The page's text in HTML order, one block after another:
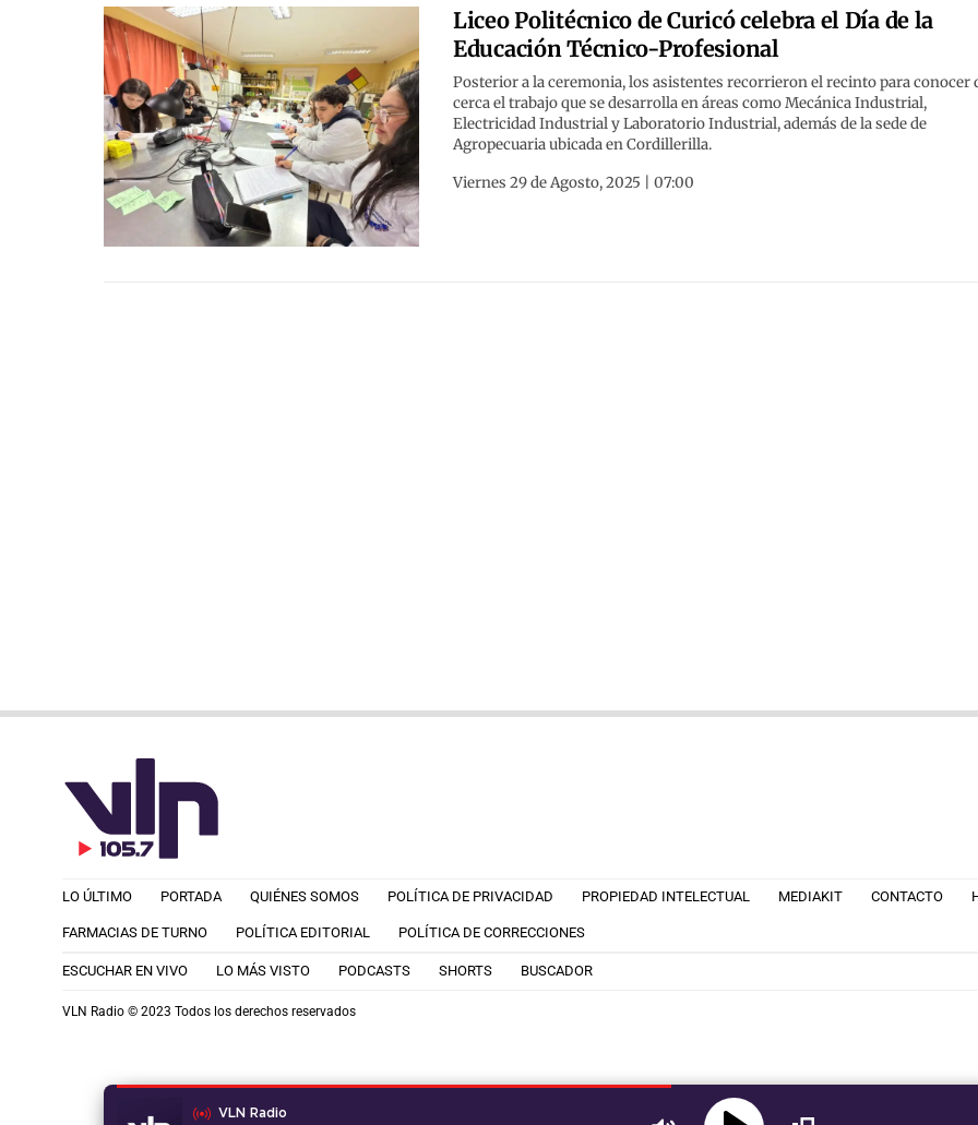
Liceo Politécnico de Curicó celebra el Día de la
Educación Técnico-Profesional
Posterior a la ceremonia, los asistentes recorrieron el recinto para conocer
cerca el trabajo que se desarrolla en áreas como Mecánica Industrial,
Electricidad Industrial y Laboratorio Industrial, además de la sede de
Agropecuaria ubicada en Cordillerilla.
Viernes 29 de Agosto, 2025 | 07:00
VLN Radio
LO ÚLTIMO PORTADA QUIÉNES SOMOS POLÍTICA DE PRIVACIDAD PROPIEDAD INTELECTUAL MEDIAKIT CONTACTO
FARMACIAS DE TURNO POLÍTICA EDITORIAL POLÍTICA DE CORRECCIONES
ESCUCHAR EN VIVO LO MÁS VISTO PODCASTS SHORTS BUSCADOR
VLN Radio © 2023 Todos los derechos reservados